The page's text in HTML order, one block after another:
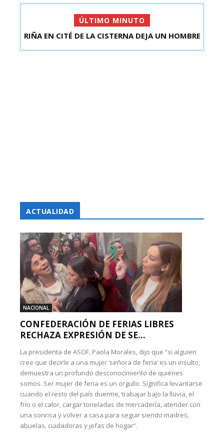
ÚLTIMO MINUTO
IPC DE JULIO SUBIÓ 0,1% EN JULIO: BAJA EN
RIÑA EN CITÉ DE LA CISTERNA DEJA UN HOMBRE
ACTUALIDAD
NACIONAL
CONFEDERACIÓN DE FERIAS LIBRES
RECHAZA EXPRESIÓN DE SE...
La presidenta de ASOF, Paola Morales, dijo que “si alguien
cree que decirle a una mujer ‘señora de feria’ es un insulto,
demuestra un profundo desconocimiento de quiénes
somos. Ser mujer de feria es un orgullo. Significa levantarse
cuando el resto del país duerme, trabajar bajo la lluvia, el
frío o el calor, cargar toneladas de mercadería, atender con
una sonrisa y volver a casa para seguir siendo madres,
abuelas, cuidadoras y jefas de hogar”.